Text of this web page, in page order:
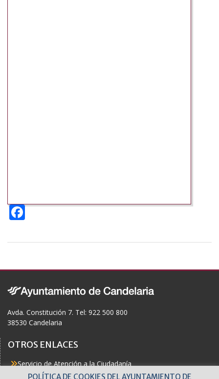
F
e
o
o
k
Avda. Constitución 7. Tel: 922 500 800
38530 Candelaria
OTROS ENLACES
Servicio de Atención a la Ciudadanía
Actualidad
POLÍTICA DE COOKIES DEL AYUNTAMIENTO DE